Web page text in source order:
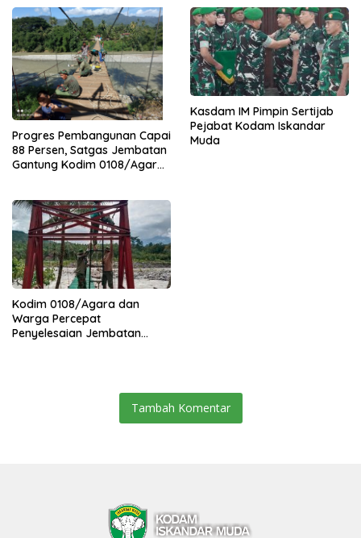
Progres Pembangunan Capai
88 Persen, Satgas Jembatan
Gantung Kodim 0108/Agara
Kasdam IM Pimpin Sertijab
Pejabat Kodam Iskandar
Muda
Kodim 0108/Agara dan
Warga Percepat
Penyelesaian Jembatan
Tambah Komentar